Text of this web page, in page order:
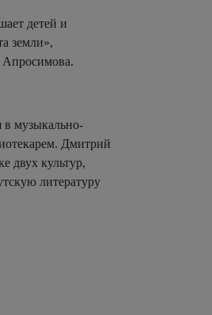
детей и
земли»,
Апросимова.
в музыкально-
Дмитрий
двух культур,
литературу